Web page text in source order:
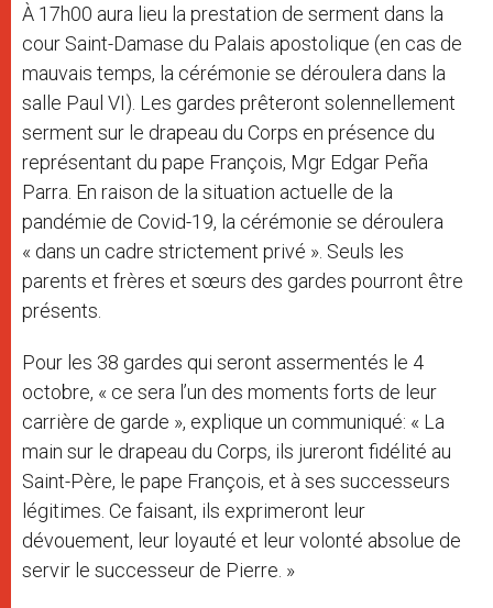
À 17h00 aura lieu la prestation de serment dans la
cour Saint-Damase du Palais apostolique (en cas de
mauvais temps, la cérémonie se déroulera dans la
salle Paul VI). Les gardes prêteront solennellement
serment sur le drapeau du Corps en présence du
représentant du pape François, Mgr Edgar Peña
Parra. En raison de la situation actuelle de la
pandémie de Covid-19, la cérémonie se déroulera
« dans un cadre strictement privé ». Seuls les
parents et frères et sœurs des gardes pourront être
présents.
Pour les 38 gardes qui seront assermentés le 4
octobre, « ce sera l’un des moments forts de leur
carrière de garde », explique un communiqué: « La
main sur le drapeau du Corps, ils jureront fidélité au
Saint-Père, le pape François, et à ses successeurs
légitimes. Ce faisant, ils exprimeront leur
dévouement, leur loyauté et leur volonté absolue de
servir le successeur de Pierre. »